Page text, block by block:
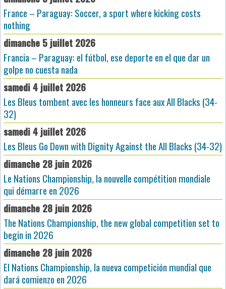
France – Paraguay: Soccer, a sport where kicking costs
nothing
dimanche 5 juillet 2026
Francia – Paraguay: el fútbol, ese deporte en el que dar un
golpe no cuesta nada
samedi 4 juillet 2026
Les Bleus tombent avec les honneurs face aux All Blacks (34-
32)
samedi 4 juillet 2026
Les Bleus Go Down with Dignity Against the All Blacks (34-32)
dimanche 28 juin 2026
Le Nations Championship, la nouvelle compétition mondiale
qui démarre en 2026
dimanche 28 juin 2026
The Nations Championship, the new global competition set to
begin in 2026
dimanche 28 juin 2026
El Nations Championship, la nueva competición mundial que
dará comienzo en 2026